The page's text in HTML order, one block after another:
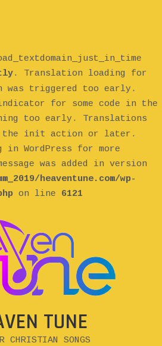
. Translation loading for
was triggered too early.
for some code in the
too early. Translations
the init action or later.
in WordPress for more
was added in version
heaventune.com/wp-
on line 6121
TUNE
CHRISTIAN SONGS